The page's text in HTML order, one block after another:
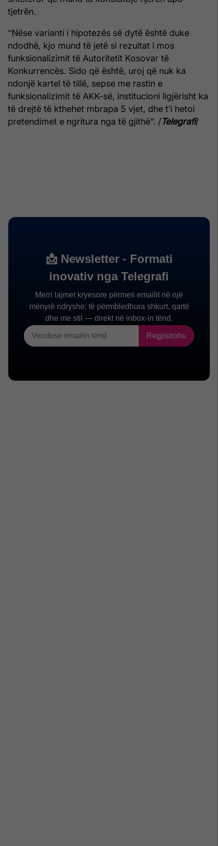
tjetrën.
“Nëse varianti i hipotezës së dytë është duke
ndodhë, kjo mund të jetë si rezultat i mos
funksionalizimit të Autoritetit Kosovar të
Konkurrencës. Sido që është, uroj që nuk ka
ndonjë kartel të tillë, sepse me rastin e
funksionalizimit të AKK-së, institucioni ligjërisht ka
të drejtë të kthehet mbrapa 5 vjet, dhe t’i hetoi
pretendimet e ngritura nga të gjithë”. /Telegrafi/